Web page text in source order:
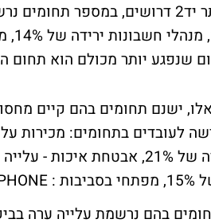
על פי נתוני אתר יד2 דרושים,
ישנם תחומים בהם קיים
בהם נרשמת עלייה ערה